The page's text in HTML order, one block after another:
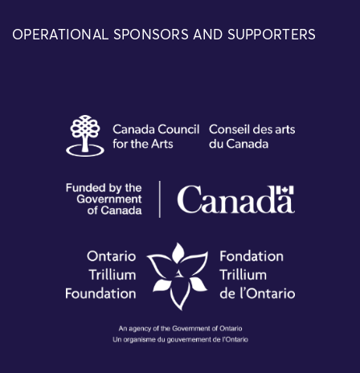
OPERATIONAL SPONSORS AND SUPPORTERS